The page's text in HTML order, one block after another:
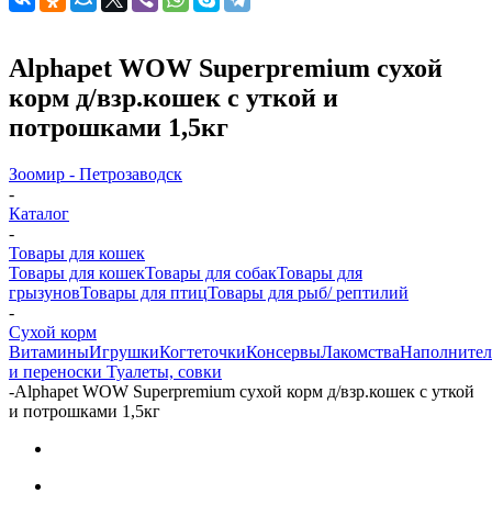
Alphapet WOW Superpremium сухой
корм д/взр.кошек с уткой и
потрошками 1,5кг
Зоомир - Петрозаводск
-
Каталог
-
Товары для кошек
Товары для кошекТовары для собакТовары для
грызуновТовары для птицТовары для рыб/ рептилий
-
Cухой корм
ВитаминыИгрушкиКогтеточкиКонсервыЛакомства
и переноски Туалеты, совки
-Alphapet WOW Superpremium сухой корм д/взр.кошек с уткой
и потрошками 1,5кг